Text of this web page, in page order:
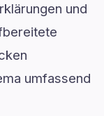
und
umfassend